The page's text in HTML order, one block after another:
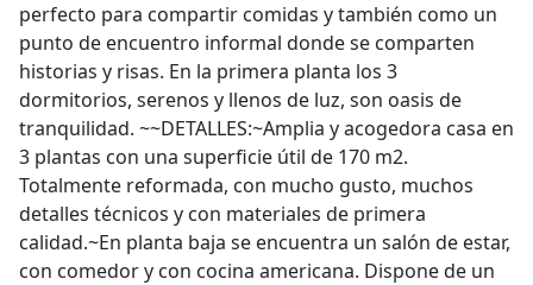
perfecto para compartir comidas y también como un
punto de encuentro informal donde se comparten
historias y risas. En la primera planta los 3
dormitorios, serenos y llenos de luz, son oasis de
tranquilidad. ~~DETALLES:~Amplia y acogedora casa en
3 plantas con una superficie útil de 170 m2.
Totalmente reformada, con mucho gusto, muchos
detalles técnicos y con materiales de primera
calidad.~En planta baja se encuentra un salón de estar,
con comedor y con cocina americana. Dispone de un